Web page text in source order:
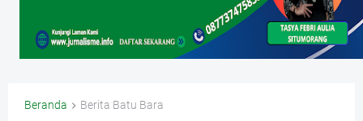
Beranda Berita Batu Bara